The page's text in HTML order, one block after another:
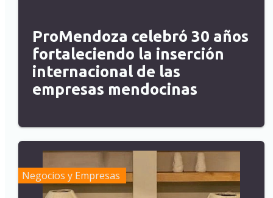
ProMendoza celebró 30 años
fortaleciendo la inserción
internacional de las
empresas mendocinas
Negocios y Empresas